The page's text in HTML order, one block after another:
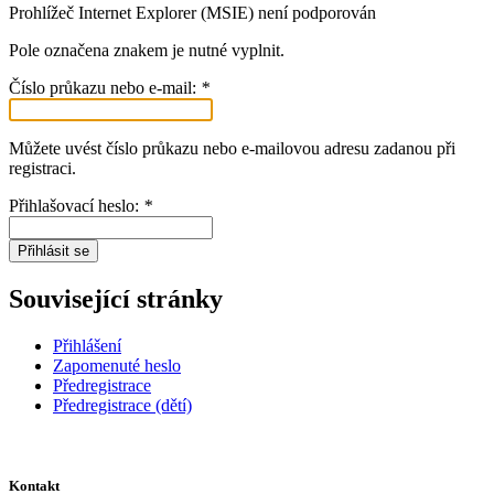
Prohlížeč Internet Explorer (MSIE) není podporován
Pole označena znakem je nutné vyplnit.
Číslo průkazu nebo e-mail: *
Můžete uvést číslo průkazu nebo e-mailovou adresu zadanou při
registraci.
Přihlašovací heslo: *
Přihlásit se
Související stránky
Přihlášení
Zapomenuté heslo
Předregistrace
Předregistrace (dětí)
Kontakt